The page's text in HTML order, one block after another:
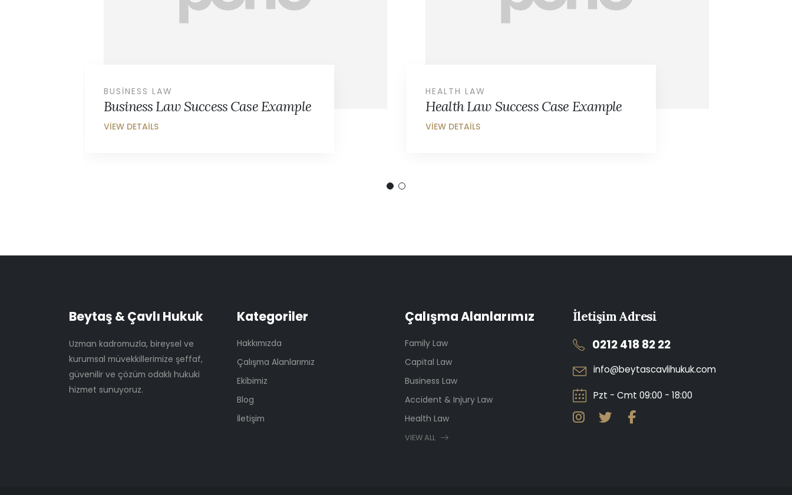
Health Law Success Case Example
HEALTH LAW
Family Law Success Case Example
FAMILY LAW
Beytaş & Çavlı Hukuk
Uzman kadromuzla, bireysel ve
kurumsal müvekkillerimize şeffaf,
güvenilir ve çözüm odaklı hukuki
hizmet sunuyoruz.
Kategoriler
Hakkımızda
Çalışma Alanlarımız
Ekibimiz
Blog
İletişim
Çalışma Alanlarımız
Family Law
Capital Law
Business Law
Accident & Injury Law
Health Law
VIEW ALL
İletişim Adresi
0212 418 82 22
info@beytascavlihukuk.com
Pzt - Cmt 09:00 - 18:00